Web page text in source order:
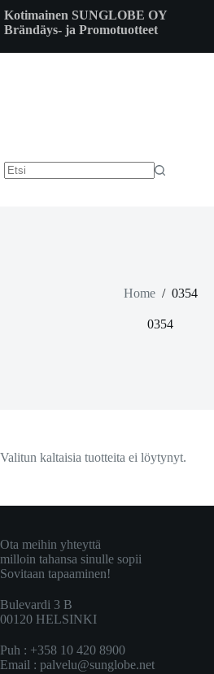
to
content
Kotimainen SUNGLOBE OY
Brändäys- ja Promotuotteet
Home / 0354
0354
Valitun kaltaisia tuotteita ei löytynyt.
Ota meihin yhteyttä
milloin tahansa sinulle sopii
Sovitaan tapaaminen!
Bulevardi 3 B
00120 HELSINKI
Puh : +358 10 420 8900
Email : palvelu@sunglobe.net